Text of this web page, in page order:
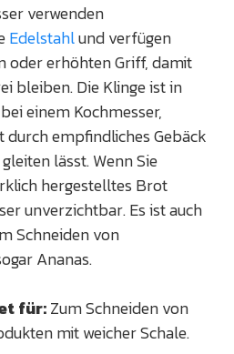
verwenden
Edelstahlund verfügen
oder erhöhten Griff, damit
bleiben. Die Klinge ist in
einem Kochmesser,
durch empfindliches Gebäck
lässt. Wenn Sie
hergestelltes Brot
unverzichtbar. Es ist auch
Schneiden von
Ananas.
für:Zum Schneiden von
mit weicher Schale.